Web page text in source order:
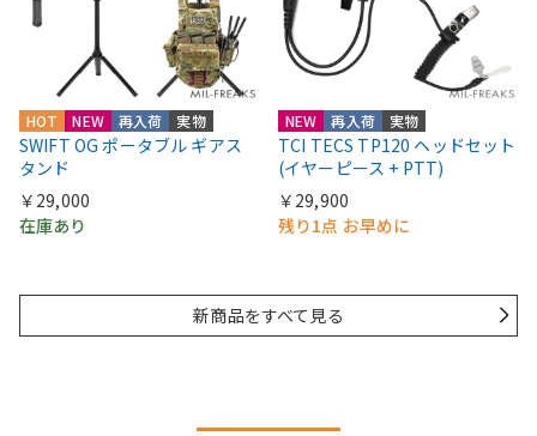
HOT NEW 再入荷 実物
SWIFT OG ポータブル ギアス
タンド
￥29,000
在庫あり
NEW 再入荷 実物
TCI TECS TP120 ヘッドセット
(イヤーピース + PTT)
￥29,900
残り1点 お早めに
新商品をすべて見る